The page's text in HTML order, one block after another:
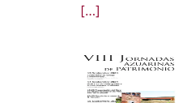
[…]